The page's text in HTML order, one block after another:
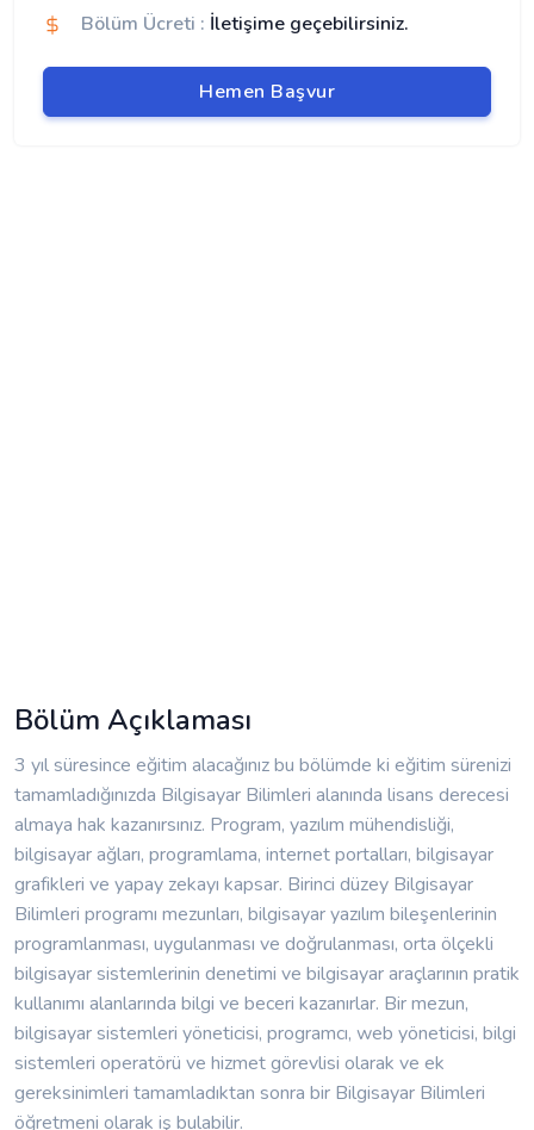
Bölüm Ücreti : İletişime geçebilirsiniz.
Hemen Başvur
Bölüm Açıklaması
3 yıl süresince eğitim alacağınız bu bölümde ki eğitim sürenizi
tamamladığınızda Bilgisayar Bilimleri alanında lisans derecesi
almaya hak kazanırsınız. Program, yazılım mühendisliği,
bilgisayar ağları, programlama, internet portalları, bilgisayar
grafikleri ve yapay zekayı kapsar. Birinci düzey Bilgisayar
Bilimleri programı mezunları, bilgisayar yazılım bileşenlerinin
programlanması, uygulanması ve doğrulanması, orta ölçekli
bilgisayar sistemlerinin denetimi ve bilgisayar araçlarının pratik
kullanımı alanlarında bilgi ve beceri kazanırlar. Bir mezun,
bilgisayar sistemleri yöneticisi, programcı, web yöneticisi, bilgi
sistemleri operatörü ve hizmet görevlisi olarak ve ek
gereksinimleri tamamladıktan sonra bir Bilgisayar Bilimleri
öğretmeni olarak iş bulabilir.